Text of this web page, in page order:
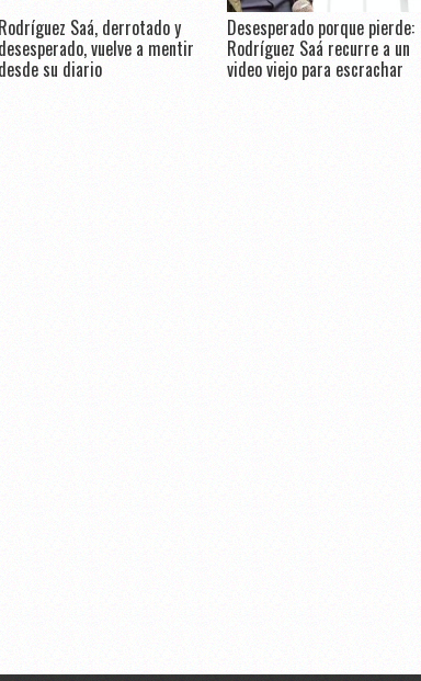
Rodríguez Saá, derrotado y
desesperado, vuelve a mentir
desde su diario
Desesperado porque pierde:
Rodríguez Saá recurre a un
video viejo para escrachar